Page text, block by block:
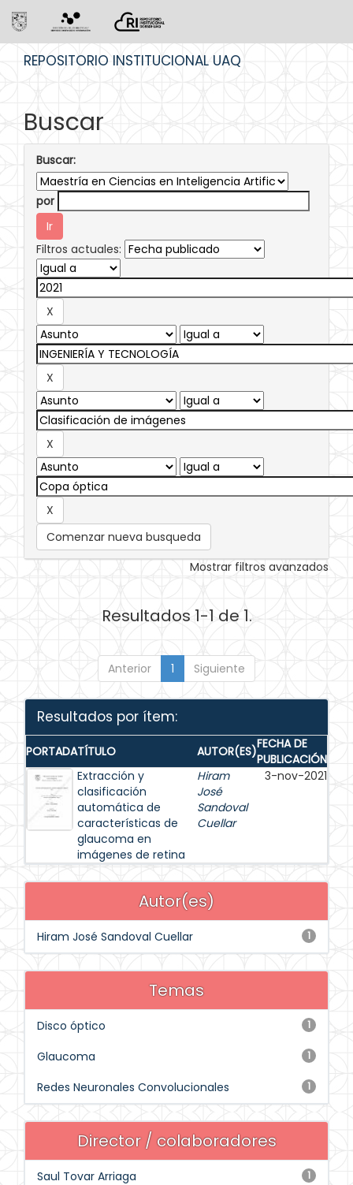
REPOSITORIO INSTITUCIONAL UAQ
Buscar
Buscar:
por
Filtros actuales:
Comenzar nueva busqueda
Mostrar filtros avanzados
Resultados 1-1 de 1.
Anterior 1 Siguiente
Resultados por ítem:
PORTADATÍTULO AUTOR(ES)FECHA DE
PUBLICACIÓN
Extracción y
clasificación
automática de
características de
glaucoma en
imágenes de retina
Hiram
José
Sandoval
Cuellar
3-nov-2021
Autor(es)
1
Hiram José Sandoval Cuellar
Temas
1
Disco óptico
1
Glaucoma
1
Redes Neuronales Convolucionales
Director / colaboradores
1
Saul Tovar Arriaga